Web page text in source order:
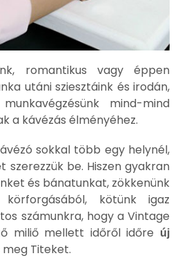
romantikus vagy éppen
utáni sziesztáink és irodán,
mind-mind
a kávézás élményéhez.
sokkal több egy helynél,
be. Hiszen gyakran
és bánatunkat, zökkenünk
kötünk igaz
számunkra, hogy a Vintage
miliő mellett időről időre
új
meg Titeket.